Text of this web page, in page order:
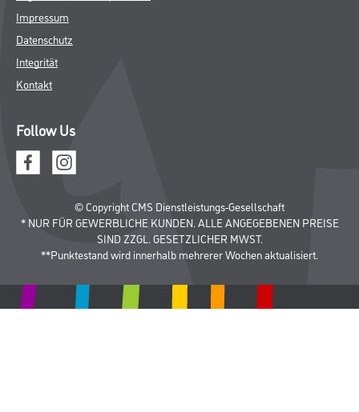
Impressum
Datenschutz
Integrität
Kontakt
Follow Us
© Copyright CMS Dienstleistungs-Gesellschaft
* NUR FÜR GEWERBLICHE KUNDEN. ALLE ANGEGEBENEN PREISE
SIND ZZGL. GESETZLICHER MWST.
**Punktestand wird innerhalb mehrerer Wochen aktualisiert.